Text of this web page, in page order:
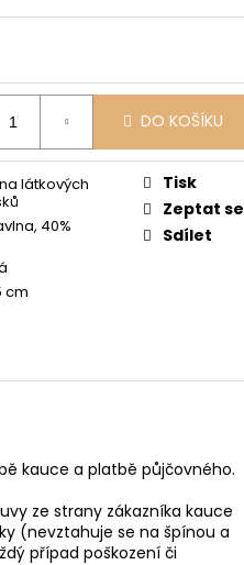
DO KOŠÍKU
látkových
40%
cm
Tisk
Zeptat se
Sdílet
kauce a platbě půjčovného.
ze strany zákazníka kauce
(nevztahuje se na špínou a
případ poškození či